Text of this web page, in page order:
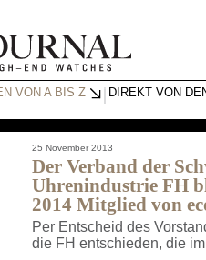
VON A BIS Z DIREKT VON
25 November 2013
Der Verband der
Uhrenindustrie FH
2014 Mitglied von
Per Entscheid des
die FH entschieden, die